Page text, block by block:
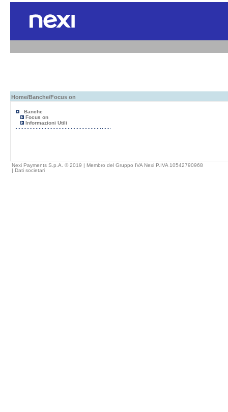
Home/Banche/Focus on
Banche
Focus on
Informazioni Utili
Nexi Payments S.p.A. © 2019 | Membro del Gruppo IVA Nexi P.IVA 10542790968
| Dati societari